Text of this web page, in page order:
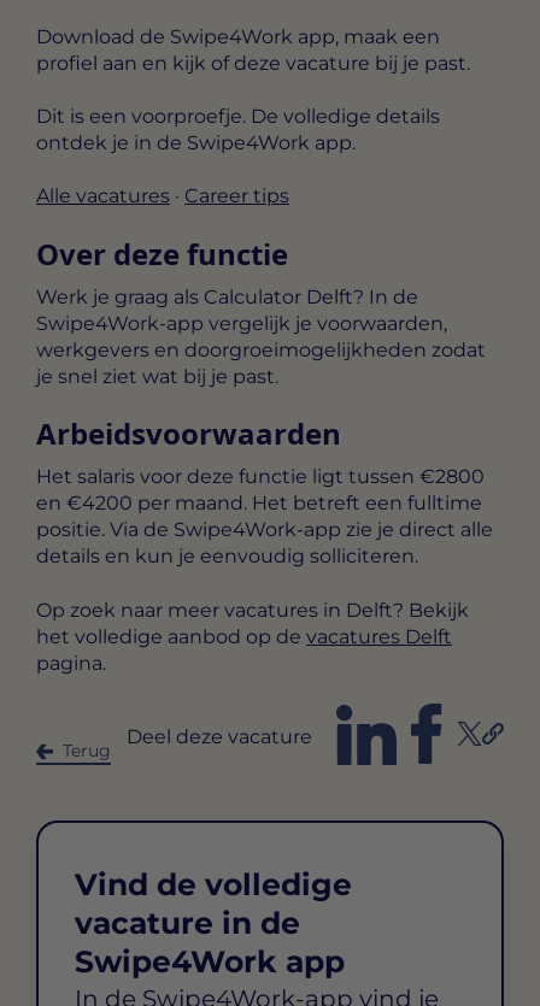
Download de Swipe4Work app, maak een
profiel aan en kijk of deze vacature bij je past.
Dit is een voorproefje. De volledige details
ontdek je in de Swipe4Work app.
Alle vacatures · Career tips
Over deze functie
Werk je graag als Calculator Delft? In de
Swipe4Work-app vergelijk je voorwaarden,
werkgevers en doorgroeimogelijkheden zodat
je snel ziet wat bij je past.
Arbeidsvoorwaarden
Het salaris voor deze functie ligt tussen €2800
en €4200 per maand. Het betreft een fulltime
positie. Via de Swipe4Work-app zie je direct alle
details en kun je eenvoudig solliciteren.
Op zoek naar meer vacatures in Delft? Bekijk
het volledige aanbod op de vacatures Delft
pagina.
Terug
Deel deze vacature
Vind de volledige
vacature in de
Swipe4Work app
In de Swipe4Work-app vind je